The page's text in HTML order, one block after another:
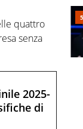
quattro
senza
2025-
di